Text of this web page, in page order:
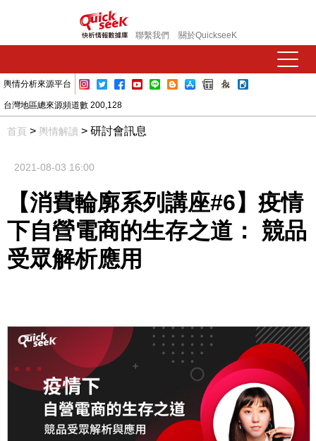
聯繫我們 關於QuickseeK
輿情分析來源平台
台灣地區總來源頻道數 200,128
首頁 > 輿情解讀 > 研討會訊息
2021-08-03 16:00
【消費輪廓系列講座#6】疫情
下自營電商的生存之道： 競品
受眾解析應用